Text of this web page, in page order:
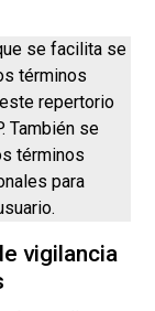
se facilita se
términos
repertorio
También se
términos
para
vigilancia